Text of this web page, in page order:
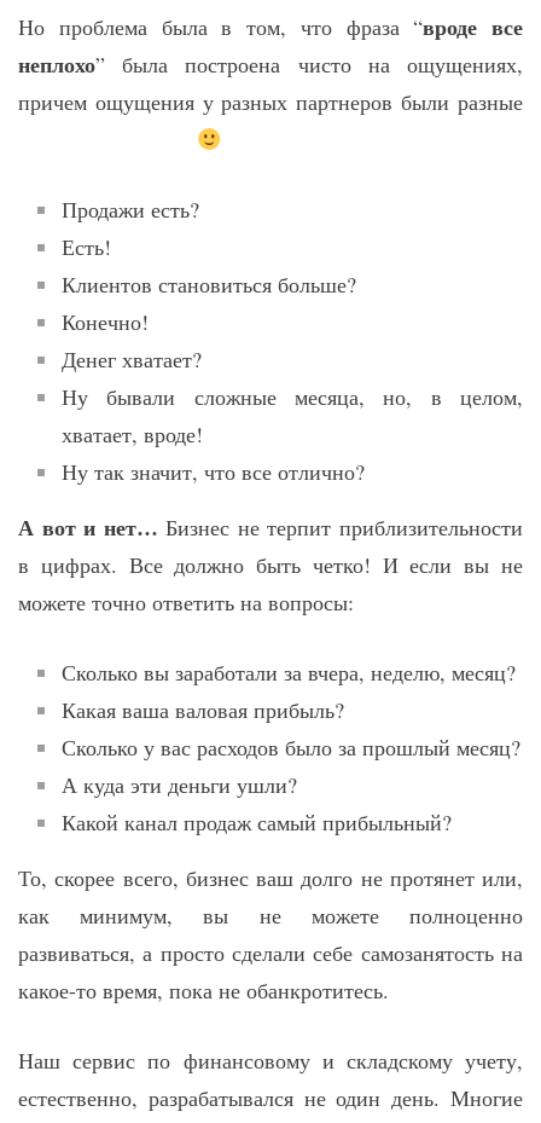
Но проблема была в том, что фраза “вроде все
неплохо” была построена чисто на ощущениях,
причем ощущения у разных партнеров были разные
Продажи есть?
Есть!
Клиентов становиться больше?
Конечно!
Денег хватает?
Ну бывали сложные месяца, но, в целом,
хватает, вроде!
Ну так значит, что все отлично?
А вот и нет…Бизнес не терпит приблизительности
в цифрах. Все должно быть четко! И если вы не
можете точно ответить на вопросы:
Сколько вы заработали за вчера, неделю, месяц?
Какая ваша валовая прибыль?
Сколько у вас расходов было за прошлый месяц?
А куда эти деньги ушли?
Какой канал продаж самый прибыльный?
То, скорее всего, бизнес ваш долго не протянет или,
как минимум, вы не можете полноценно
развиваться, а просто сделали себе самозанятость на
какое-то время, пока не обанкротитесь.
Наш сервис по финансовому и складскому учету,
естественно, разрабатывался не один день. Многие